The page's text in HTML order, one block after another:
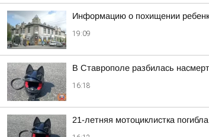
Информацию о похищении
19:09
В Ставрополе разбилась
16:18
21-летняя мотоциклистка